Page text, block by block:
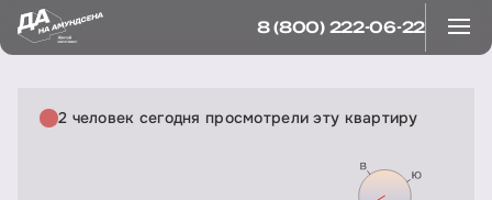
8 (800) 222-06-22
2 человек сегодня просмотрели эту квартиру